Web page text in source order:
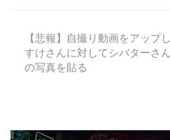
【悲報】自撮り動画をアップ
すけさんに対してシバターさ
の写真を貼る